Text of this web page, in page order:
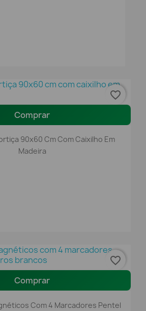
Comprar
90x60 Cm Com Caixilho Em
Madeira
favorite_border
Comprar
Com 4 Marcadores Pentel
favorite_border